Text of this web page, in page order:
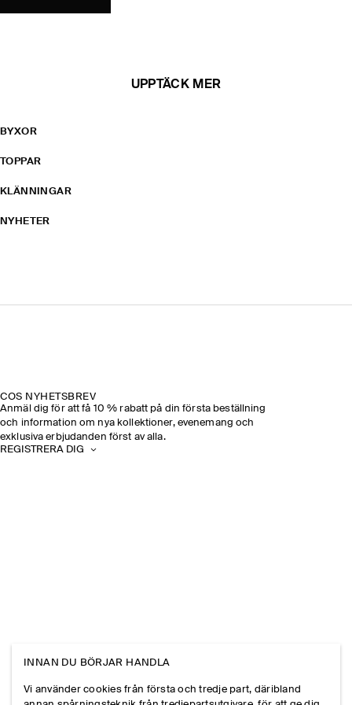
UPPTÄCK MER
BYXOR
TOPPAR
KLÄNNINGAR
NYHETER
COS NYHETSBREV
Anmäl dig för att få 10 % rabatt på din första beställning
och information om nya kollektioner, evenemang och
exklusiva erbjudanden först av alla.
REGISTRERA DIG
INNAN DU BÖRJAR HANDLA
Vi använder cookies från första och tredje part, däribland